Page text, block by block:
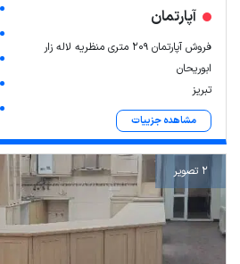
آپارتمان
فروش آپارتمان ۲۰۹ متری منظریه لاله زار
ابوریحان
تبریز
مشاهده جزییات
2 تصویر